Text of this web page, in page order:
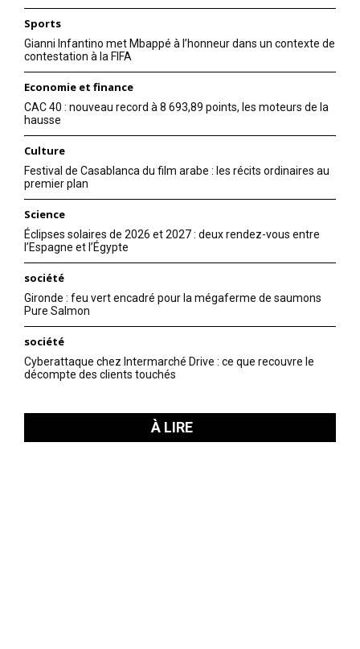
Sports
Gianni Infantino met Mbappé à l’honneur dans un contexte de
contestation à la FIFA
Economie et finance
CAC 40 : nouveau record à 8 693,89 points, les moteurs de la
hausse
Culture
Festival de Casablanca du film arabe : les récits ordinaires au
premier plan
Science
Éclipses solaires de 2026 et 2027 : deux rendez-vous entre
l’Espagne et l’Égypte
société
Gironde : feu vert encadré pour la mégaferme de saumons
Pure Salmon
société
Cyberattaque chez Intermarché Drive : ce que recouvre le
décompte des clients touchés
À LIRE